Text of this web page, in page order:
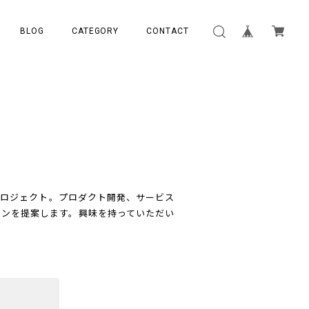
BLOG CATEGORY CONTACT
ジェクト。プロダクト開発、サービス
を提案します。興味を持っていただい